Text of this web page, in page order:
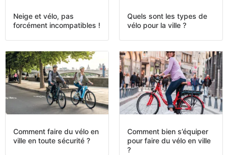
Neige et vélo, pas
forcément incompatibles !
Quels sont les types de
vélo pour la ville ?
Comment faire du vélo en
ville en toute sécurité ?
Comment bien s’équiper
pour faire du vélo en ville
?